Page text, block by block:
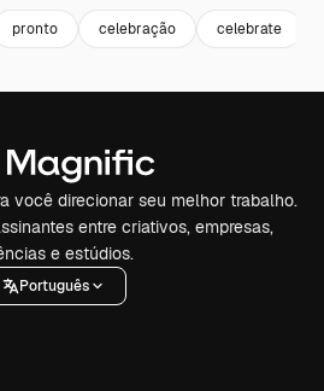
pronto celebração celebrate
você direcionar seu melhor trabalho.
entre criativos, empresas,
e estúdios.
Português